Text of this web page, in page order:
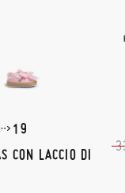
19
CON LACCIO DI